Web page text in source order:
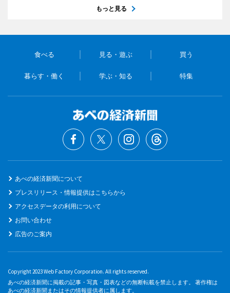
もっと見る
食べる 見る・遊ぶ 買う
暮らす・働く 学ぶ・知る 特集
あべの経済新聞について
プレスリリース・情報提供はこちらから
アクセスデータの利用について
お問い合わせ
広告のご案内
Copyright 2023 Web Factory Corporation. All rights reserved.
あべの経済新聞に掲載の記事・写真・図表などの無断転載を禁止します。 著作権は
あべの経済新聞またはその情報提供者に属します。